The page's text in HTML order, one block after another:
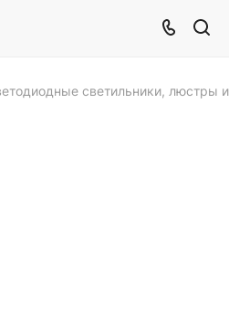
светильники, люстры